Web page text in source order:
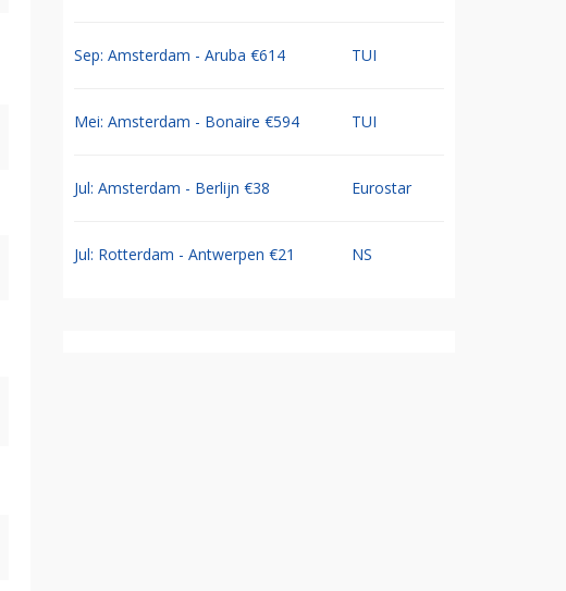
Sep: Amsterdam - Aruba €614 TUI
Mei: Amsterdam - Bonaire €594 TUI
Jul: Amsterdam - Berlijn €38 Eurostar
Jul: Rotterdam - Antwerpen €21 NS